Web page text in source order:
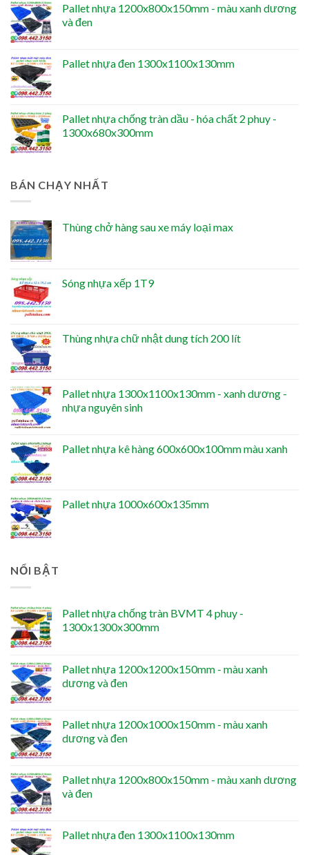
Pallet nhựa 1200x800x150mm - màu xanh dương
và đen
Pallet nhựa đen 1300x1100x130mm
Pallet nhựa chống tràn dầu - hóa chất 2 phuy -
1300x680x300mm
BÁN CHẠY NHẤT
Thùng chở hàng sau xe máy loại max
Sóng nhựa xếp 1T9
Thùng nhựa chữ nhật dung tích 200 lít
Pallet nhựa 1300x1100x130mm - xanh dương -
nhựa nguyên sinh
Pallet nhựa kê hàng 600x600x100mm màu xanh
Pallet nhựa 1000x600x135mm
NỔI BẬT
Pallet nhựa chống tràn BVMT 4 phuy -
1300x1300x300mm
Pallet nhựa 1200x1200x150mm - màu xanh
dương và đen
Pallet nhựa 1200x1000x150mm - màu xanh
dương và đen
Pallet nhựa 1200x800x150mm - màu xanh dương
và đen
Pallet nhựa đen 1300x1100x130mm